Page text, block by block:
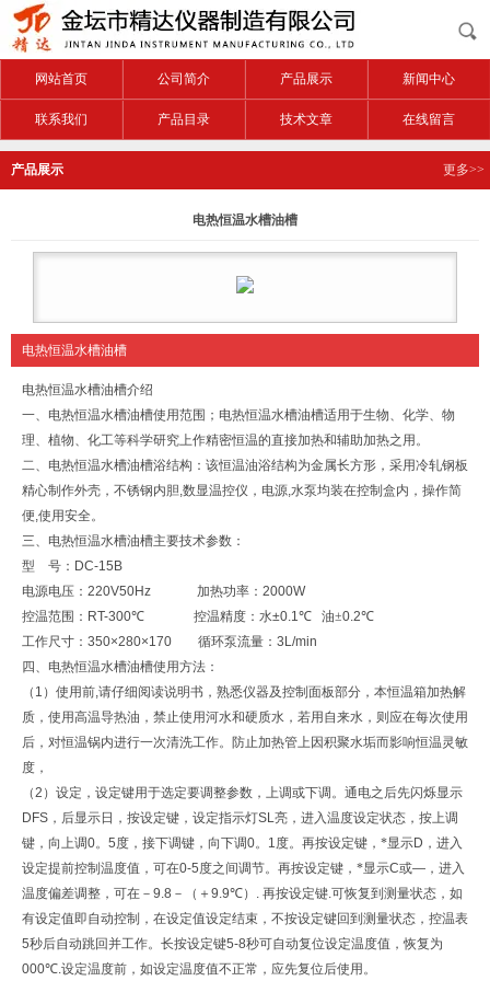
网站首页 公司简介 产品展示 新闻中心
联系我们 产品目录 技术文章 在线留言
产品展示 更多>>
电热恒温水槽油槽
电热恒温水槽油槽
电热恒温水槽油槽介绍
一、 电热恒温水槽油槽使用范围； 电热恒温水槽油槽适用于生物、化学、物
理、植物、化工等科学研究上作精密恒温的直接加热和辅助加热之用。
二、 电热恒温水槽油槽浴结构：该恒温油浴结构为金属长方形，采用冷轧钢板
精心制作外壳，不锈钢内胆 数显温控仪，电源 水泵均装在控制盒内，操作简
便 使用安全。
三、 电热恒温水槽油槽主要技术参数：
型 号： DC-15B
电源电压： 220V50Hz 加热功率： 2000W
控温范围： RT-300℃ 控温精度：水±0.1 ℃ 油±0.2℃
工作尺寸： 350×280×170 循环泵流量： 3L/min
四、 电热恒温水槽油槽使用方法：
（ 1 ）使用前 请仔细阅读说明书，熟悉仪器及控制面板部分，本恒温箱加热解
质，使用高温导热油，禁止使用河水和硬质水，若用自来水，则应在每次使用
后，对恒温锅内进行一次清洗工作。防止加热管上因积聚水垢而影响恒温灵敏
度，
（2 ）设定，设定键用于选定要调整参数，上调或下调。通电之后先闪烁显示
DFS ，后显示日，按设定键，设定指示灯SL 亮，进入温度设定状态，按上调
键，向上调0。 5度，接下调键，向下调0。 1 度。再按设定键，*显示D ，进入
设定提前控制温度值，可在0-5度之间调节。再按设定键，*显示C或— ，进入
温度偏差调整，可在－ 9.8 －（＋ 9.9℃） 再按设定键 可恢复到测量状态，如
有设定值即自动控制，在设定值设定结束，不按设定键回到测量状态，控温表
5秒后自动跳回并工作。长按设定键5-8秒可自动复位设定温度值，恢复为
000℃ 设定温度前，如设定温度值不正常，应先复位后使用。